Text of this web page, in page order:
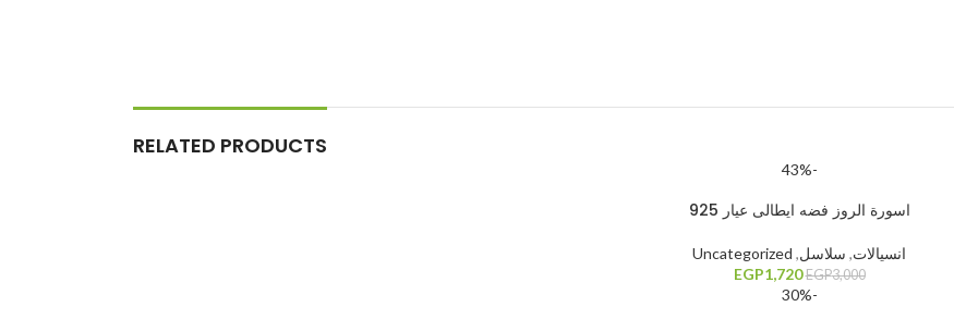
RELATED PRODUCTS
-43%
اسورة الروز فضه ايطالى عيار 925
انسيالات, سلاسل,
Uncategorized
EGP3,000
EGP1,720
-30%